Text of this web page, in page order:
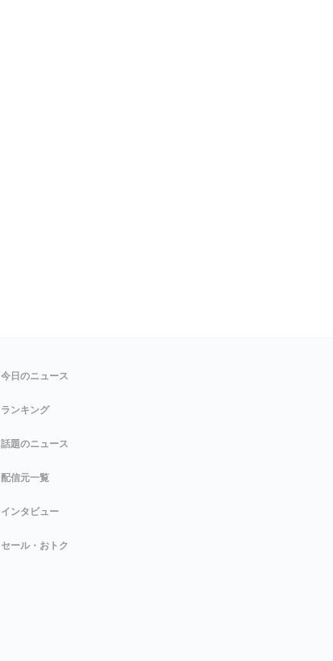
今日のニュース
ランキング
話題のニュース
配信元一覧
インタビュー
セール・おトク